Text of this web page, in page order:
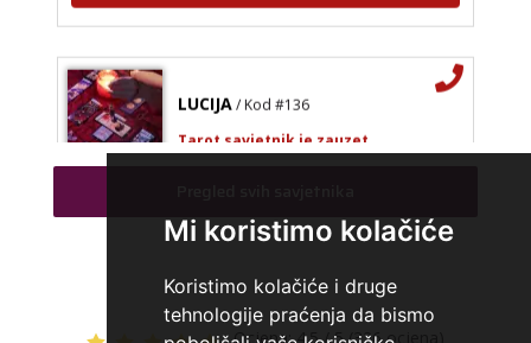
Mi koristimo kolačiće
Koristimo kolačiće i druge
tehnologije praćenja da bismo
LUCIJA / Kod #136
Tarot savjetnik je zauzet
Broj tel: 064/600-600
tel:0,93€ - mob:1,12€ min
Ocjena: 4.5 / 5 (326 ocjena)